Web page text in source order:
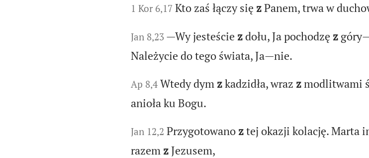
1 Kor 6,17 Kto zaś łączy się zPanem, trwa w
Jan 8,23 —Wy jesteście z dołu, Ja pochodzę z
Należycie do tego świata, Ja—nie.
Ap 8,4 Wtedy dym zkadzidła, wraz zmodlitwami
anioła ku Bogu.
Jan 12,2 Przygotowano ztej okazji kolację. Marta
razem zJezusem,